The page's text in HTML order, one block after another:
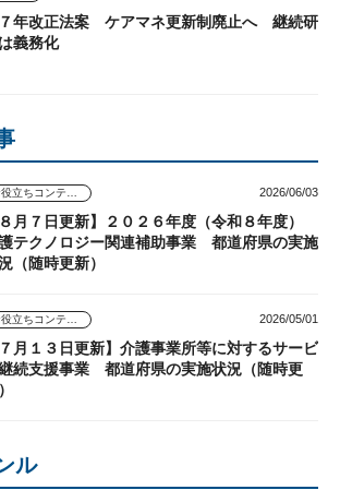
年改正法案 ケアマネ更新制廃止へ 継続研
義務化
お役立ちコンテンツ 2026/06/03
８月７日更新】２０２６年度（令和８年度）
テクノロジー関連補助事業 都道府県の実施
（随時更新）
お役立ちコンテンツ 2026/05/01
７月１３日更新】介護事業所等に対するサービ
続支援事業 都道府県の実施状況（随時更
ル